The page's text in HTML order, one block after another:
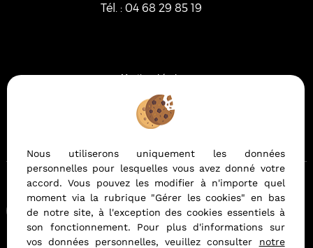
Tél. : 04 68 29 85 19
Mentions Légales
Gérer les cookies
Notre barème d'honoraires
Afin de vous offrir un confort de lecture permanent, depuis
votre PC, votre tablette ou votre smartphone, notre site
s'adapte automatiquement aux différents types d'écrans
Nous utiliserons uniquement les données
personnelles pour lesquelles vous avez donné votre
accord. Vous pouvez les modifier à n'importe quel
moment via la rubrique "Gérer les cookies" en bas
de notre site, à l'exception des cookies essentiels à
son fonctionnement. Pour plus d'informations sur
vos données personnelles, veuillez consulter notre